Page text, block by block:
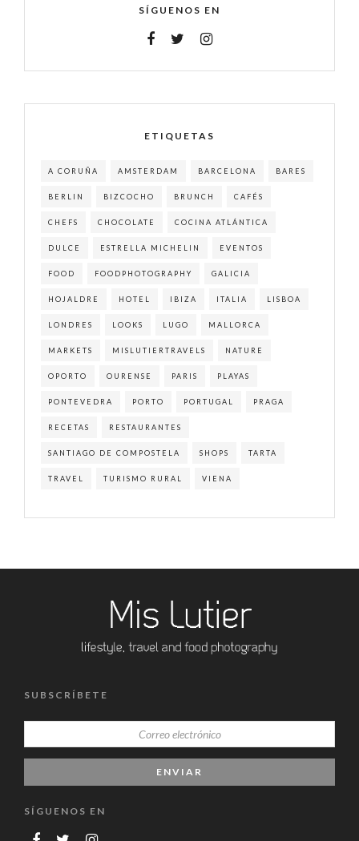
SÍGUENOS EN
ETIQUETAS
A CORUÑA AMSTERDAM BARCELONA BARES
BERLIN BIZCOCHO BRUNCH CAFÉS
CHEFS CHOCOLATE COCINA ATLÁNTICA
DULCE ESTRELLA MICHELIN EVENTOS
FOOD FOODPHOTOGRAPHY GALICIA
HOJALDRE HOTEL IBIZA ITALIA LISBOA
LONDRES LOOKS LUGO MALLORCA
MARKETS MISLUTIERTRAVELS NATURE
OPORTO OURENSE PARIS PLAYAS
PONTEVEDRA PORTO PORTUGAL PRAGA
RECETAS RESTAURANTES
SANTIAGO DE COMPOSTELA SHOPS TARTA
TRAVEL TURISMO RURAL VIENA
SUBSCRÍBETE
SÍGUENOS EN